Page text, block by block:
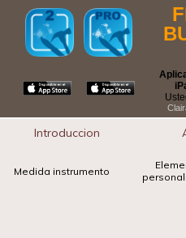
Introduccion
Medida instrumento